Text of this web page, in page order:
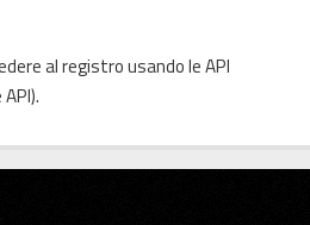
al registro usando leAPI
).